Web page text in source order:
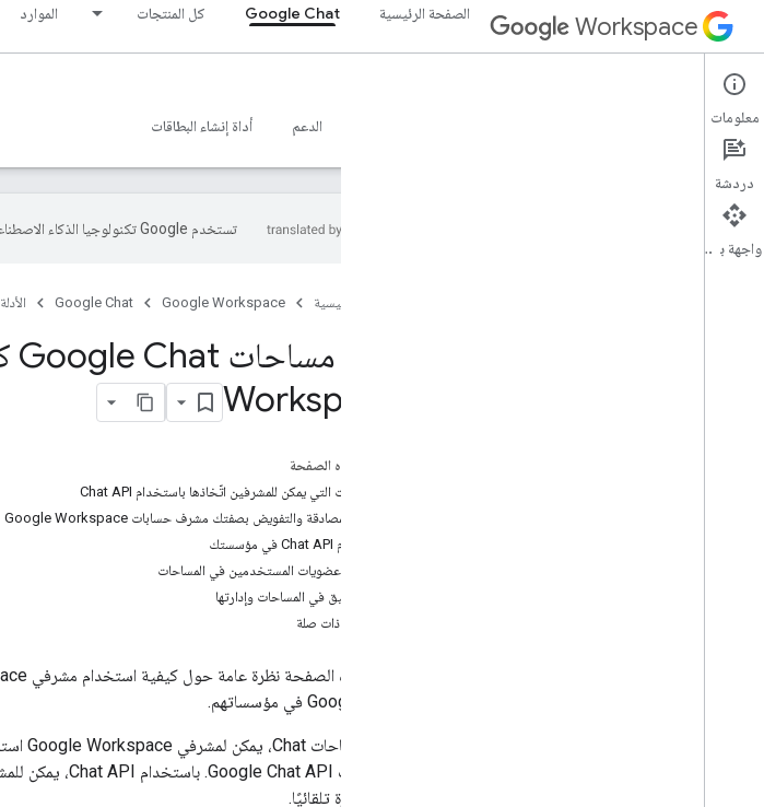
Workspace الصفحة الرئيسية Google Chat كل المنتجات الموارد
Google Chat
نظرة عامة الدعم أداة إنشاء البطاقات
تستخدم Google تكنولوجيا الذكاء الاصطناعي لترجمة المحتوى إلى لغتك المفضّلة، وقد تتضمّن بعض الأخطاء.
الصفحة الرئيسية Google Workspace
Google Chat الأدلة
Workspace
على هذه الصفحة
الإجراءات التي يمكن للمشرفين اتّخاذها باستخدام Chat API
كيفية المصادقة والتفويض بصفتك مشرف حسابات Google Workspace
استخدام Chat API في مؤسستك
إدارة عضويات المستخدمين في المساحات
التدقيق في المساحات وإدارتها
مواضيع ذات صلة
Google Chat في مؤسساتهم.
لإدارة مساحات Chat، يمكن لمشرفي Google Workspace استخدام
أو المتكررة تلقائيًا.
معلومات
دردشة
واجهة برمجة التطبيقات